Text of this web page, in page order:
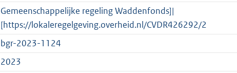
Gemeenschappelijke regeling Waddenfonds]|
[https://lokaleregelgeving.overheid.nl/CVDR426292/2
bgr-2023-1124
2023